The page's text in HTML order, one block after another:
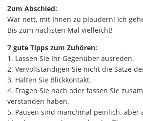
Zum Abschied:
War nett, mit Ihnen zu plaudern! Ich
Bis zum nächsten Mal vielleicht!
7 gute Tipps zum Zuhören:
1. Lassen Sie Ihr Gegenüber ausreden.
2. Vervollständigen Sie nicht die Sätze
3. Halten Sie Blickkontakt.
4. Fragen Sie nach oder fassen Sie
verstanden haben.
5. Pausen sind manchmal peinlich, aber